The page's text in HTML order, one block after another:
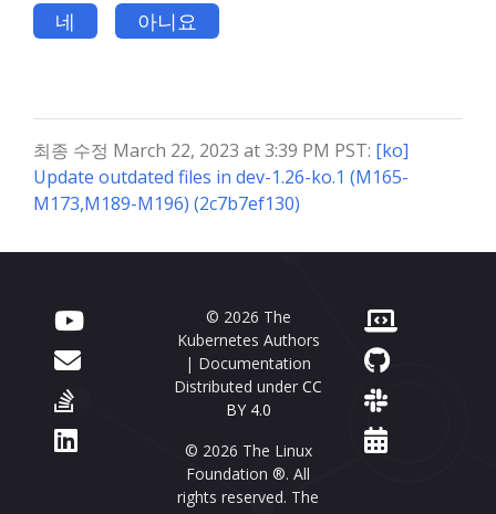
네 아니요
최종 수정 March 22, 2023 at 3:39 PM PST: [ko]
Update outdated files in dev-1.26-ko.1 (M165-
M173,M189-M196) (2c7b7ef130)
© 2026 The
Kubernetes Authors
| Documentation
Distributed under CC
BY 4.0
© 2026 The Linux
Foundation ®. All
rights reserved. The